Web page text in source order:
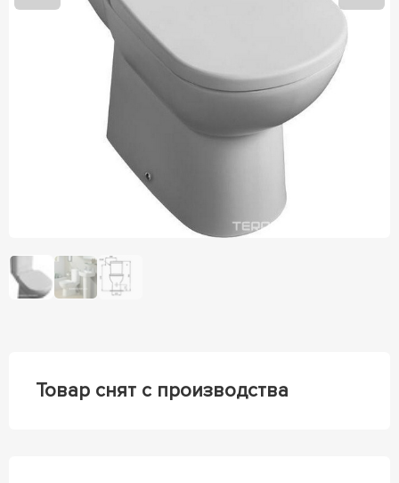
Товар снят с производства